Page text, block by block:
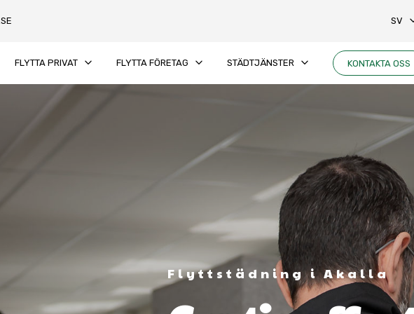
SV
FLYTTA PRIVAT keyboard_arrow_down FLYTTA FÖRETAG keyboard_arrow_down STÄDTJÄNSTER keyboard_arrow_down KONTAKTA OSS
Flyttstädning i Akalla